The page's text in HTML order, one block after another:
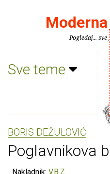
Pogledaj... sve
Sve teme
BORIS DEŽULOVIĆ
Poglavnikova
Nakladnik: V.B.Z.